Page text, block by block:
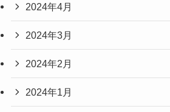
2024年4月
2024年3月
2024年2月
2024年1月